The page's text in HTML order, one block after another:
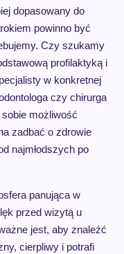
dopasowany do
powinno być
Czy szukamy
profilaktyką i
w konkretnej
czy chirurga
możliwość
zadbać o zdrowie
najmłodszych po
panująca w
przed wizytą u
jest, aby znaleźć
cierpliwy i potrafi